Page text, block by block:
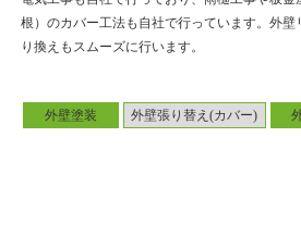
外壁塗装 外壁張り替え(カバー)
根）のカバー工法も自社で行っています。外
り換えもスムーズに行います。